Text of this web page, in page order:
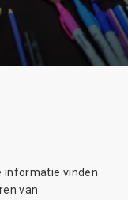
informatie vinden
van